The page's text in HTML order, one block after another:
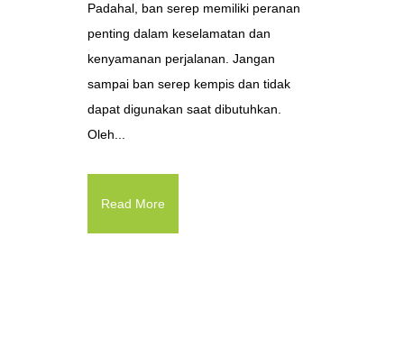
Padahal, ban serep memiliki peranan
penting dalam keselamatan dan
kenyamanan perjalanan. Jangan
sampai ban serep kempis dan tidak
dapat digunakan saat dibutuhkan.
Oleh...
Read More